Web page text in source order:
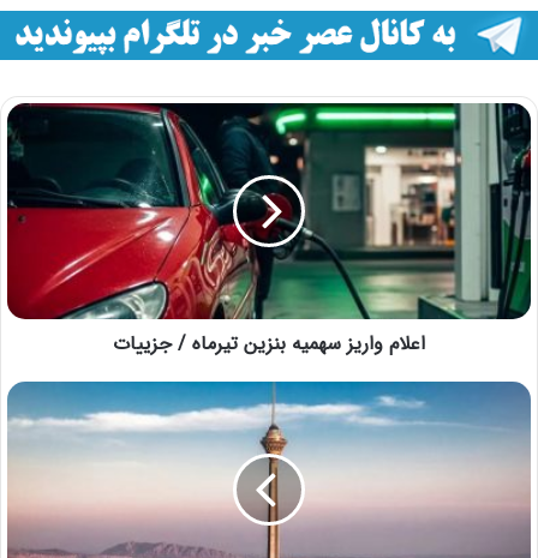
اعلام واریز سهمیه بنزین تیرماه / جزییات